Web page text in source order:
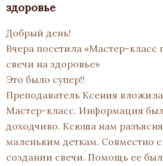
здоровье
Добрый день!
Вчера посетила «Мастер-класс
свечи на здоровье»
Это было супер!!
Преподаватель Ксения вложила
Мастер-класс. Информация
доходчиво. Ксюша нам
маленьким деткам. Совместно
создании свечи. Помощь ее